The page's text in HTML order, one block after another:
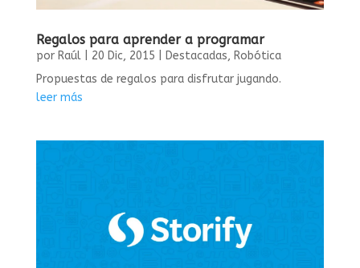
Regalos para aprender a programar
por Raúl| 20 Dic, 2015 Destacadas, Robótica
Propuestas de regalos para disfrutar jugando.
leer más